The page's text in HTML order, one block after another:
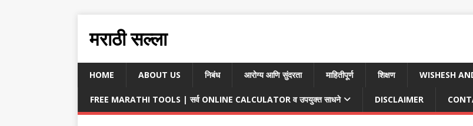
मराठी सल्ला
HOME ABOUT US निबंध आरोग्य आणि सुंदरता माहितीपूर्ण शिक्षण WISHESH
FREE MARATHI TOOLS | सर्व ONLINE CALCULATOR व उपयुक्त साधने DISCLAIMER